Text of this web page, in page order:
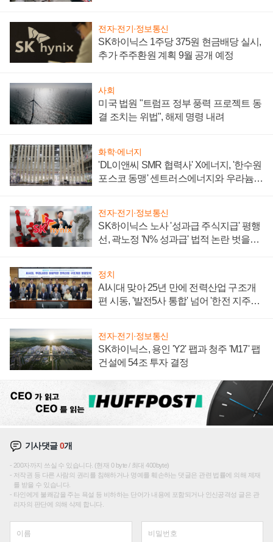
전자·전기·정보통신
SK하이닉스 1주당 375원 현금배당 실시,
추가 주주환원 계획 9월 공개 예정
사회
미국 법원 "트럼프 정부 풍력 프로젝트 동
결 조치는 위법", 해제 명령 내려
화학·에너지
'DL이앤씨 SMR 협력사' X에너지, '한수원
포스코 동맹' 센트러스에너지와 우라늄
전자·전기·정보통신
SK하이닉스 노사 '성과급 주식지급' 평행
선, 곽노정 'N% 성과급' 법적 논란 벗을지
정치
AI시대 맞아 25년 만에 전력산업 구조개
편 시동, '발전5사 통합' 넘어 '한전 지주사'
전자·전기·정보통신
SK하이닉스, 용인 'Y2' 팹과 청주 'M17' 팹
건설에 54조 투자 결정
기사댓글0개
200자까지 쓰실 수 있습니다. (현재 0 byte / 최대 400byte)
저작권 등 다른 사람의 권리를 침해하거나 명예를 훼손하는 댓글은 관련 법률에 의해 제재
를 받을 수 있습니다.
타인에게 불쾌감을 주는 욕설 등 비하하는 단어가 내용에 포함되거나 인신공격성 글은 관
리자의 판단에 의해 삭제 합니다.